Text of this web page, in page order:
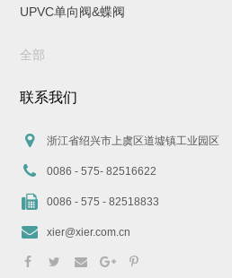
UPVC单向阀&蝶阀
全部
联系我们
浙江省绍兴市上虞区道墟镇工业园区
0086 - 575- 82516622
0086 - 575 - 82518833
xier@xier.com.cn